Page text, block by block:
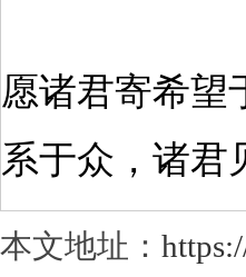
愿诸君寄希望
系于众，诸君
本文地址：